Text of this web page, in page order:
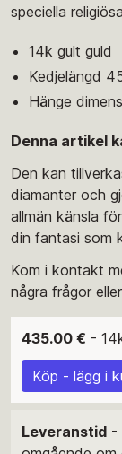
speciella
14k gult guld
Kedjelängd
Hänge
Denna artikel
Den kan
diamanter och
allmän känsla
din fantasi som
Kom i kontakt
några frågor
435.00 € -
Köp - lägg i
Leveranstid -